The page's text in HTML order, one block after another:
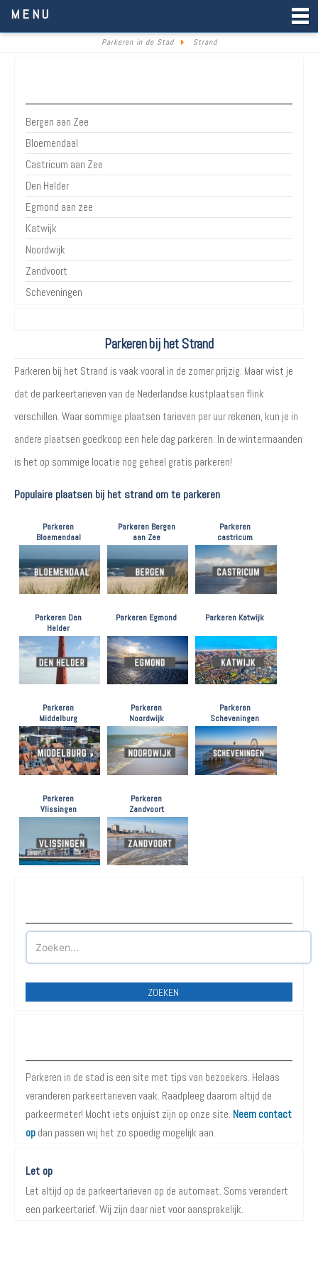
MENU
Parkeren in de Stad Strand
Bergen aan Zee
Bloemendaal
Castricum aan Zee
Den Helder
Egmond aan zee
Katwijk
Noordwijk
Zandvoort
Scheveningen
Parkeren bij het Strand
Parkeren bij het Strand is vaak vooral in de zomer prijzig. Maar wist je
dat de parkeertarieven van de Nederlandse kustplaatsen flink
verschillen. Waar sommige plaatsen tarieven per uur rekenen, kun je in
andere plaatsen goedkoop een hele dag parkeren. In de wintermaanden
is het op sommige locatie nog geheel gratis parkeren!
Populaire plaatsen bij het strand om te parkeren
Parkeren
Bloemendaal
Parkeren Bergen
aan Zee
Parkeren
castricum
Parkeren Den
Helder
Parkeren Egmond Parkeren Katwijk
Parkeren
Middelburg
Parkeren
Noordwijk
Parkeren
Scheveningen
Parkeren
Vlissingen
Parkeren
Zandvoort
ZOEKEN
Parkeren in de stad is een site met tips van bezoekers. Helaas
veranderen parkeertarieven vaak. Raadpleeg daarom altijd de
parkeermeter! Mocht iets onjuist zijn op onze site. Neem contact
op dan passen wij het zo spoedig mogelijk aan.
Let op
Let altijd op de parkeertarieven op de automaat. Soms verandert
een parkeertarief. Wij zijn daar niet voor aansprakelijk.